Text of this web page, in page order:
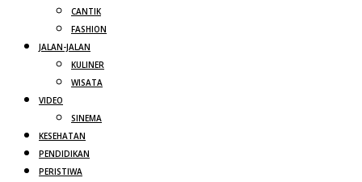
CANTIK
FASHION
JALAN-JALAN
KULINER
WISATA
VIDEO
SINEMA
KESEHATAN
PENDIDIKAN
PERISTIWA